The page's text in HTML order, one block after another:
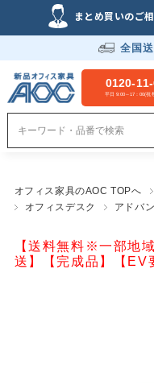
まとめ買いのご
全国
0120-
平日 9:00～17：00(祝
オフィス家具のAOC TOPへ
オフィスデスク
アドバ
【送料無料※一部地
送】【完成品】【EV